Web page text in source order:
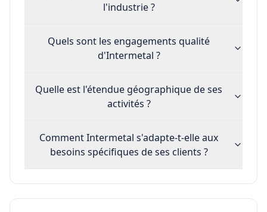
l'industrie ?
Quels sont les engagements qualité
d'Intermetal ?
Quelle est l'étendue géographique de ses
activités ?
Comment Intermetal s'adapte-t-elle aux
besoins spécifiques de ses clients ?